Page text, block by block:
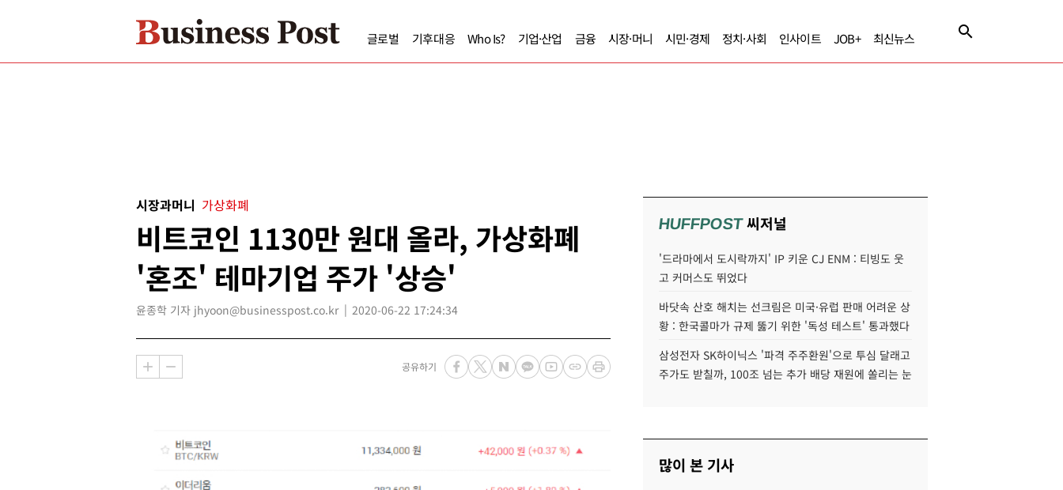
글로벌 기후대응 Who Is? 기업·산업 금융 시장·머니 시민·경제 정치·사회 인사이트 JOB+ 최신뉴스
시장과머니 가상화폐
비트코인 1130만 원대 올라, 가상화폐
'혼조' 테마기업 주가 '상승'
윤종학 기자 jhyoon@businesspost.co.kr 2020-06-22 17:24:34
공유하기
HUFFPOST씨저널
'드라마에서 도시락까지' IP 키운 CJ ENM : 티빙도 웃
고 커머스도 뛰었다
바닷속 산호 해치는 선크림은 미국·유럽 판매 어려운 상
황 : 한국콜마가 규제 뚫기 위한 '독성 테스트' 통과했다
삼성전자 SK하이닉스 '파격 주주환원'으로 투심 달래고
주가도 받칠까, 100조 넘는 추가 배당 재원에 쏠리는 눈
많이 본 기사